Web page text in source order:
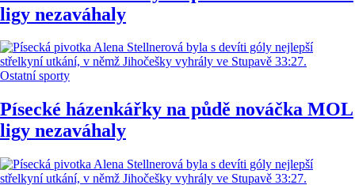
ligy nezaváhaly
Ostatní sporty
Písecké házenkářky na půdě nováčka MOL
ligy nezaváhaly